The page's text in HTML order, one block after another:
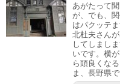
あがたって
が、でも、
はパクッテ
北杜夫さん
してしまし
いです。横
ら頭良くな
ま、長野県